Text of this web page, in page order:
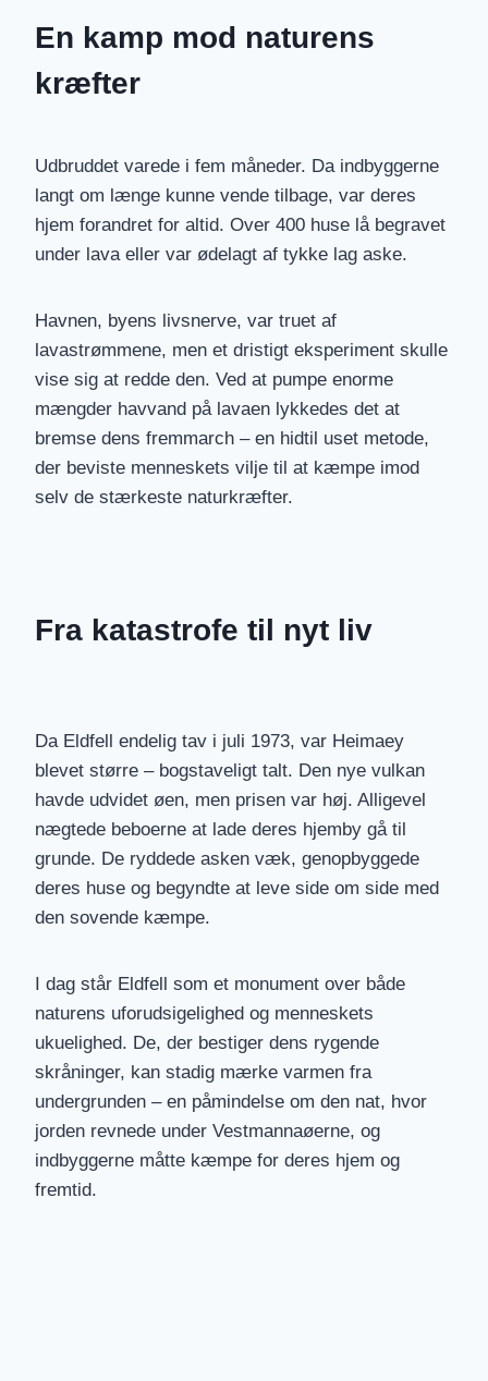
En kamp mod naturens
kræfter
Udbruddet varede i fem måneder. Da indbyggerne
langt om længe kunne vende tilbage, var deres
hjem forandret for altid. Over 400 huse lå begravet
under lava eller var ødelagt af tykke lag aske.
Havnen, byens livsnerve, var truet af
lavastrømmene, men et dristigt eksperiment skulle
vise sig at redde den. Ved at pumpe enorme
mængder havvand på lavaen lykkedes det at
bremse dens fremmarch – en hidtil uset metode,
der beviste menneskets vilje til at kæmpe imod
selv de stærkeste naturkræfter.
Fra katastrofe til nyt liv
Da Eldfell endelig tav i juli 1973, var Heimaey
blevet større – bogstaveligt talt. Den nye vulkan
havde udvidet øen, men prisen var høj. Alligevel
nægtede beboerne at lade deres hjemby gå til
grunde. De ryddede asken væk, genopbyggede
deres huse og begyndte at leve side om side med
den sovende kæmpe.
I dag står Eldfell som et monument over både
naturens uforudsigelighed og menneskets
ukuelighed. De, der bestiger dens rygende
skråninger, kan stadig mærke varmen fra
undergrunden – en påmindelse om den nat, hvor
jorden revnede under Vestmannaøerne, og
indbyggerne måtte kæmpe for deres hjem og
fremtid.